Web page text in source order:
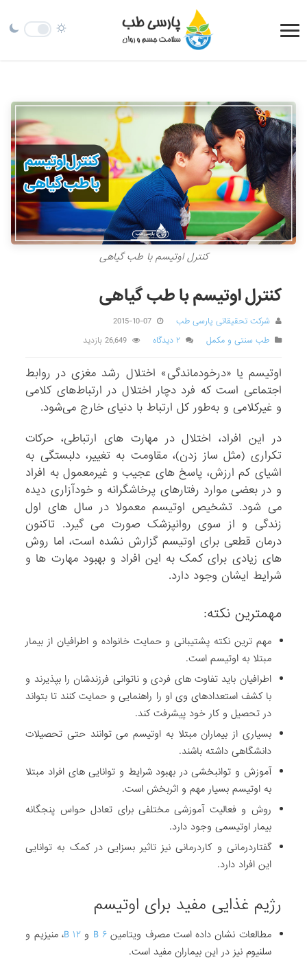
کنترل اوتیسم با طب گیاهی
کنترل اوتیسم با طب گیاهی
شرکت تحقیقاتی پارسی طب
2015-10-07
طب سنتی و مکمل
۲ دیدگاه 26,649 بازدید
اوتیسم یا «درخودماندگی» اختلال رشد مغزی در روابط
اجتماعی است که فرد دچار اختلال در ارتباط‌های کلامی
و غیرکلامی و به‌طور کل ارتباط با دنیای خارج می‌شود.
در این افراد، اختلال در مهارت های ارتباطی، حرکات
تکراری (مثل ساز زدن)، مقاومت به تغییر، دلبستگی به
اشیای کم ارزش، پاسخ های عجیب و غیرمعمول به افراد
و در بعضی موارد رفتارهای پرخاشگرانه و خودآزاری دیده
می شود. تشخیص اوتیسم معمولا در سال های اول
زندگی و از سوی روانپزشک صورت می گیرد. تاکنون
درمان قطعی برای اوتیسم گزارش نشده است، اما روش
های زیادی برای کمک به این افراد و بهبود مهارت ها و
شرایط ایشان وجود دارد.
مهمترین نکته:
مهم ترین نکته پشتیبانی و حمایت خانواده و اطرافیان از بیمار
مبتلا به اوتیسم است.
اطرافیان باید تفاوت های فردی و ناتوانی فرزندشان را بپذیرند و
با کشف استعدادهای وی او را راهنمایی و حمایت کنند تا بتواند
در تحصیل و کار خود پیشرفت کند.
بسیاری از بیماران مبتلا به اوتیسم می توانند حتی تحصیلات
دانشگاهی داشته باشند.
آموزش و توانبخشی در بهبود شرایط و توانایی های افراد مبتلا
به اوتیسم بسیار مهم و اثربخش است.
روش و فعالیت آموزشی مختلفی برای تعادل حواس پنجگانه
بیمار اوتیسمی وجود دارد.
گفتاردرمانی و کاردرمانی نیز تاثیر بسزایی در کمک به توانایی
این افراد دارد.
رژیم غذایی مفید برای اوتیسم
مطالعات نشان داده است مصرف ویتامین ۶ B و ۱۲ B
، منیزیم و
سلنیوم نیز در این بیماران مفید است.